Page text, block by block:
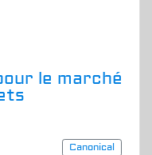
le marché
Canonical